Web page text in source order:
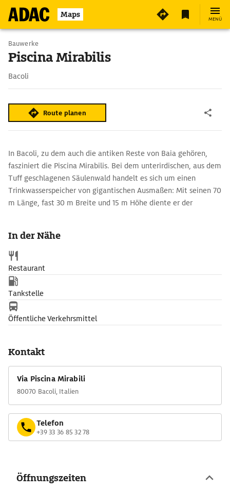
Maps MENÜ
Bauwerke
Piscina Mirabilis
Bacoli
Route planen
In Bacoli, zu dem auch die antiken Reste von Baia gehören,
fasziniert die Piscina Mirabilis. Bei dem unterirdischen, aus dem
Tuff geschlagenen Säulenwald handelt es sich um einen
Trinkwasserspeicher von gigantischen Ausmaßen: Mit seinen 70
m Länge, fast 30 m Breite und 15 m Höhe diente er der
In der Nähe
Restaurant
Tankstelle
Öffentliche Verkehrsmittel
Kontakt
Via Piscina Mirabili
80070 Bacoli, Italien
Telefon
+39 33 36 85 32 78
Öffnungszeiten